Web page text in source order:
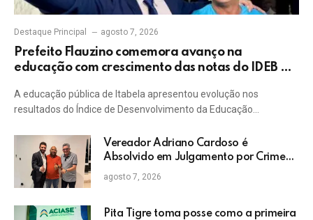
Destaque Principal agosto 7, 2026
Prefeito Flauzino comemora avanço na
educação com crescimento das notas do IDEB da
A educação pública de Itabela apresentou evolução nos
resultados do Índice de Desenvolvimento da Educação…
Vereador Adriano Cardoso é
Absolvido em Julgamento por Crime
Eleitoral no TRE
agosto 7, 2026
Pita Tigre toma posse como a primeira